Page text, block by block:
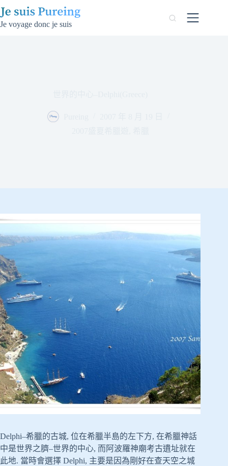
跳
至
Je voyage donc je suis
Delphi–希臘的古城, 位在希臘半島的左下方, 在希臘神話
中是世界之臍–世界的中心, 而阿波羅神廟考古遺址就在
此地. 當時會選擇 Delphi, 主要是因為剛好在查天空之城